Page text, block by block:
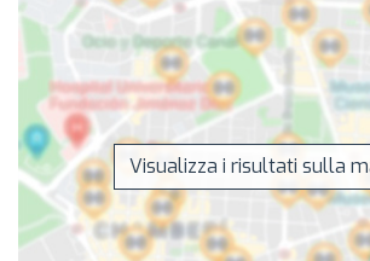
Visualizza i risultati sulla